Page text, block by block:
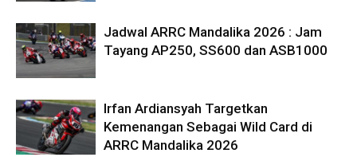
Jadwal ARRC Mandalika 2026 : Jam
Tayang AP250, SS600 dan ASB1000
Irfan Ardiansyah Targetkan
Kemenangan Sebagai Wild Card di
ARRC Mandalika 2026